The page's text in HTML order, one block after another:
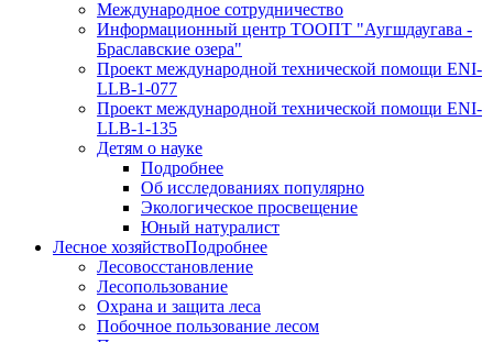
Международное сотрудничество
Информационный центр ТООПТ "Аугшдаугава -
Браславские озера"
Проект международной технической помощи ENI-
LLB-1-077
Проект международной технической помощи ENI-
LLB-1-135
Детям о науке
Подробнее
Об исследованиях популярно
Экологическое просвещение
Юный натуралист
Лесное хозяйствоПодробнее
Лесовосстановление
Лесопользование
Охрана и защита леса
Побочное пользование лесом